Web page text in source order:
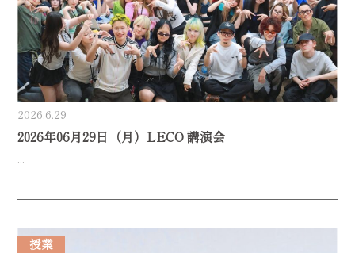
2026.6.29
2026年06月29日（月）LECO 講演会
...
授業